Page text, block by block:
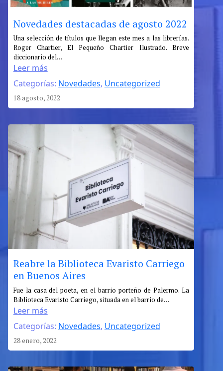
Novedades destacadas de agosto 2022
Una selección de títulos que llegan este mes a las librerías.
Roger Chartier, El Pequeño Chartier Ilustrado. Breve
diccionario del…
Leer más
:
Novedades
destacadas
de
agosto
2022
Categorías: Novedades, Uncategorized
18 agosto, 2022
Reabre la Biblioteca Evaristo Carriego
en Buenos Aires
Fue la casa del poeta, en el barrio porteño de Palermo. La
Biblioteca Evaristo Carriego, situada en el barrio de…
Leer más
:
Reabre
la
Biblioteca
Evaristo
Carriego
Categorías: Novedades, Uncategorized
28 enero, 2022